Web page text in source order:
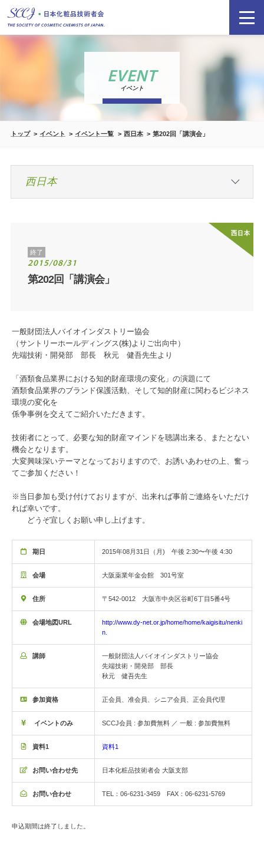
EVENT
イベント
トップ イベント イベント一覧 西日本 第202回「講演会」
終了
2015/08/31
第202回「講演会」
一般財団法人バイオインダストリー協会
（サントリーホールディングス(株)よりご出向中）
先端技術・開発部 部長 秋元 健吾先生より
「酒類食品業界における知的財産環境の変化」の演題にて
酒類食品業界のブランド保護活動、そして知的財産に関わるビジネス
環境の変化を
係争事例を交えてご紹介いただきます。
技術者にとって、必要な知的財産マインドを聴講出来る、またとない
機会となります。
大変興味深いテーマとなっておりますので、お誘いあわせの上、奮っ
てご参加ください！
※当日参加も受け付けておりますが、出来れば事前ご連絡をいただけ
れば幸いです。
どうぞ宜しくお願い申し上げます。
期日 2015年08月31日（月) 午後 2:30〜午後 4:30
会場 大阪薬業年金会館 301号室
住所 〒542-0012 大阪市中央区谷町6丁目5番4号
会場地図URL
http://www.dy-net.or.jp/home/home/kaigisitu/nenki
n.
講師
一般財団法人バイオインダストリー協会
先端技術・開発部 部長
秋元 健吾先生
参加資格 正会員、准会員、シニア会員、正会員代理
イベントのみ SCCJ会員 : 参加費無料 ／ 一般 : 参加費無料
資料1 資料1
お問い合わせ先 日本化粧品技術者会 大阪支部
お問い合わせ TEL：06-6231-3459 FAX：06-6231-5769
申込期間は終了しました。